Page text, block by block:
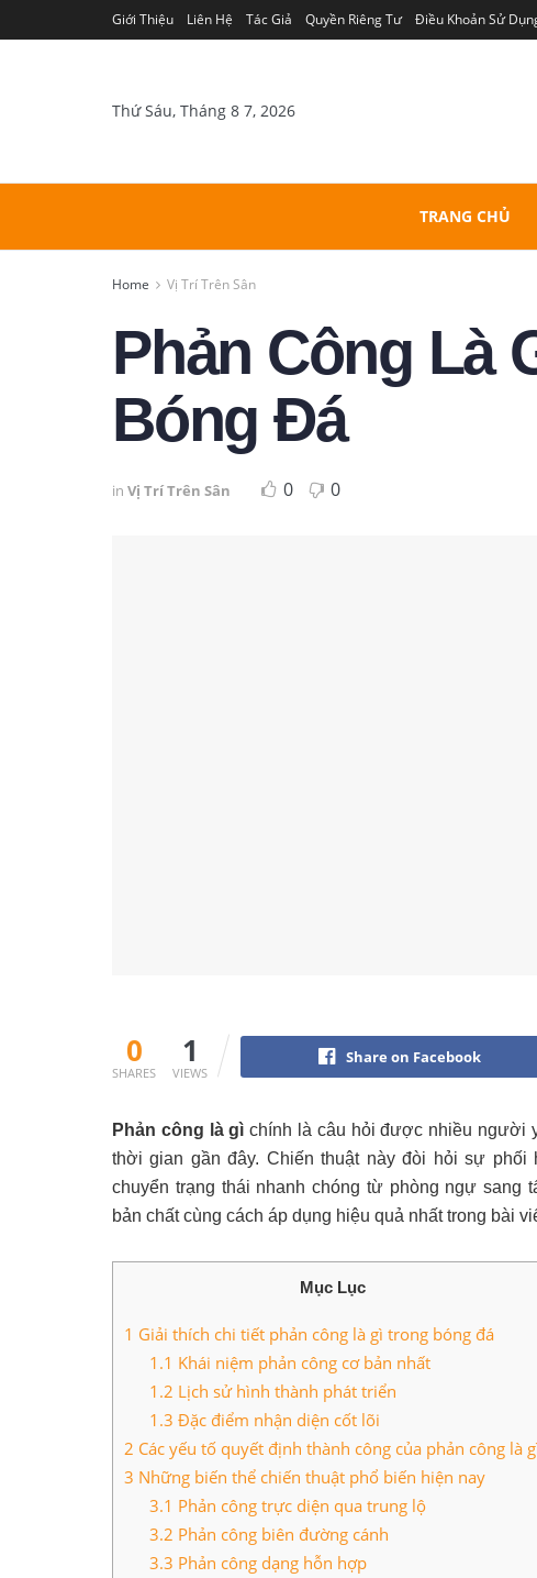
Giới Thiệu Liên Hệ Tác Giả Quyền Riêng Tư Điều Khoản Sử
Thứ Sáu, Tháng 8 7, 2026
TRANG CHỦ
Home Vị Trí Trên Sân
Phản Công Là
Bóng Đá
in Vị Trí Trên Sân 0 0
0
SHARES
1
VIEWS
Share on Facebook
Phản công là gì chính là câu hỏi được nhiều người
thời gian gần đây. Chiến thuật này đòi hỏi sự
chuyển trạng thái nhanh chóng từ phòng ngự sang
bản chất cùng cách áp dụng hiệu quả nhất trong bài
Mục Lục
1 Giải thích chi tiết phản công là gì trong bóng đá
1.1 Khái niệm phản công cơ bản nhất
1.2 Lịch sử hình thành phát triển
1.3 Đặc điểm nhận diện cốt lõi
2 Các yếu tố quyết định thành công của phản công là
3 Những biến thể chiến thuật phổ biến hiện nay
3.1 Phản công trực diện qua trung lộ
3.2 Phản công biên đường cánh
3.3 Phản công dạng hỗn hợp